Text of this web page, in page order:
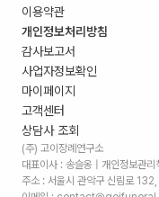
이용약관
개인정보처리방침
감사보고서
사업자정보확인
마이페이지
고객센터
상담사 조회
(주) 고이장례연구소
대표이사 : 송슬옹 | 개인정보관리
주소 : 서울시 관악구 신림로